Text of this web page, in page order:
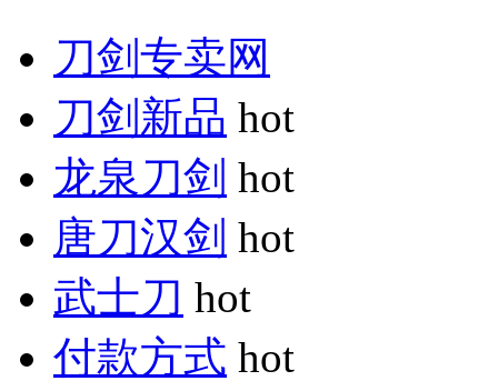
刀剑专卖网
刀剑新品 hot
龙泉刀剑 hot
唐刀汉剑 hot
武士刀 hot
付款方式 hot